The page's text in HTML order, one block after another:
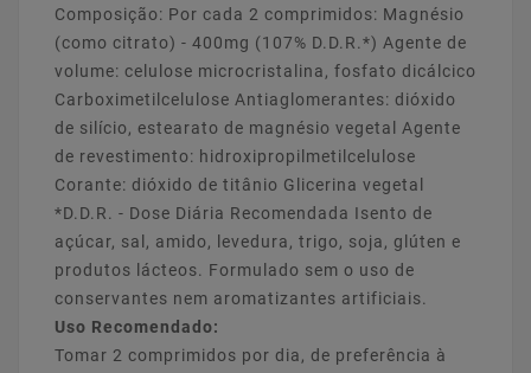
Composição: Por cada 2 comprimidos: Magnésio
(como citrato) - 400mg (107% D.D.R.*) Agente de
volume: celulose microcristalina, fosfato dicálcico
Carboximetilcelulose Antiaglomerantes: dióxido
de silício, estearato de magnésio vegetal Agente
de revestimento: hidroxipropilmetilcelulose
Corante: dióxido de titânio Glicerina vegetal
*D.D.R. - Dose Diária Recomendada Isento de
açúcar, sal, amido, levedura, trigo, soja, glúten e
produtos lácteos. Formulado sem o uso de
conservantes nem aromatizantes artificiais.
Uso Recomendado:
Tomar 2 comprimidos por dia, de preferência à